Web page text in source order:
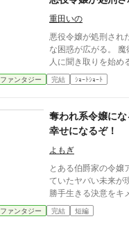
重田いの
悪役令嬢が処刑され
な困惑が広がる。 魔術師は事態を把握するため使用
人に聞き取りを始める。 案外、普段踏まれて
の人々の方が真実を
ファンタジー 完結 ｼｮｰﾄｼｮｰﾄ
奪われ系令嬢に
幸せになるぞ！
よもぎ
とある伯爵家の令嬢
ていたヤバい未来が
勝手生きる決意をキ
想定通りという顔で
ファンタジー 完結 短編